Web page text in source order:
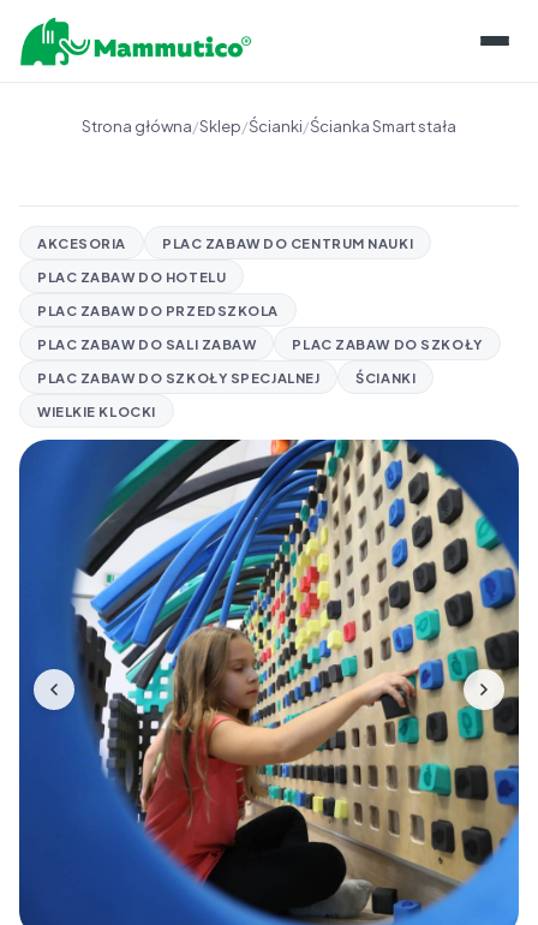
PRZECHOWYWANIE
ROZWÓJ KOMPETENCJI
OPINIE EKSPERTÓW
INFORMACJE
BLOG
BAZA WIEDZY
DLA EDUKATORÓW
KONTAKT
NAPISZ DO NAS
Strona główna/Sklep/Ścianki/Ścianka Smart stała
AKCESORIA
PLAC ZABAW DO CENTRUM NAUKI
PLAC ZABAW DO HOTELU
PLAC ZABAW DO PRZEDSZKOLA
PLAC ZABAW DO SALI ZABAW
PLAC ZABAW DO SZKOŁY
PLAC ZABAW DO SZKOŁY SPECJALNEJ
ŚCIANKI
WIELKIE KLOCKI